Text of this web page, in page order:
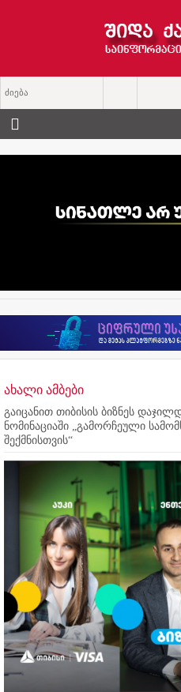
ახალი ამბები
გაიცანით თიბისის ბიზნეს
ნომინაციაში „გამორჩეული
შექმნისთვის“